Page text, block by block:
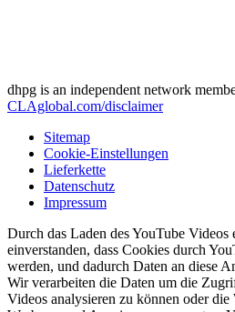
dhpg is an independent network
CLAglobal.com/disclaimer
Sitemap
Cookie-Einstellungen
Lieferkette
Datenschutz
Impressum
Durch das Laden des YouTube Videos
einverstanden, dass Cookies durch
werden, und dadurch Daten an diese
Wir verarbeiten die Daten um die
Videos analysieren zu können oder die